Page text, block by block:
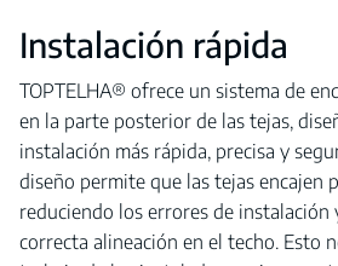
Instalación rápida
TOPTELHA® ofrece un sistema de
en la parte posterior de las tejas,
instalación más rápida, precisa y
diseño permite que las tejas encajen
reduciendo los errores de instalación
correcta alineación en el techo. Esto